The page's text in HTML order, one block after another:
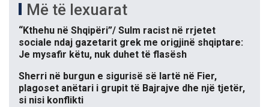
Më të lexuarat
“Kthehu në Shqipëri”/ Sulm racist në rrjetet
sociale ndaj gazetarit grek me origjinë shqiptare:
Je mysafir këtu, nuk duhet të flasësh
Sherri në burgun e sigurisë së lartë në Fier,
plagoset anëtari i grupit të Bajrajve dhe një tjetër,
si nisi konflikti